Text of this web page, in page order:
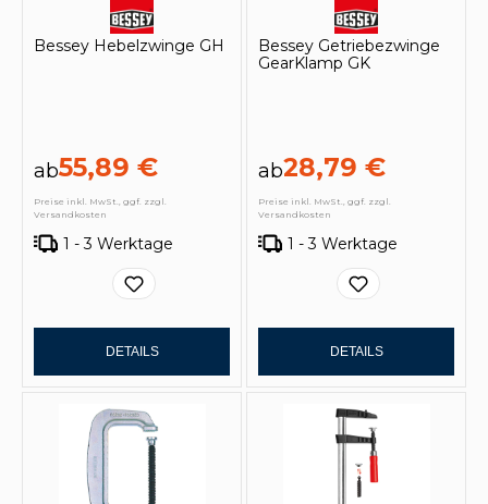
Bessey Hebelzwinge GH
ab55,89 €
Preise inkl. MwSt., ggf. zzgl.
Versandkosten
1 - 3 Werktage
DETAILS
Bessey Getriebezwinge
GearKlamp GK
ab28,79 €
Preise inkl. MwSt., ggf. zzgl.
Versandkosten
1 - 3 Werktage
DETAILS